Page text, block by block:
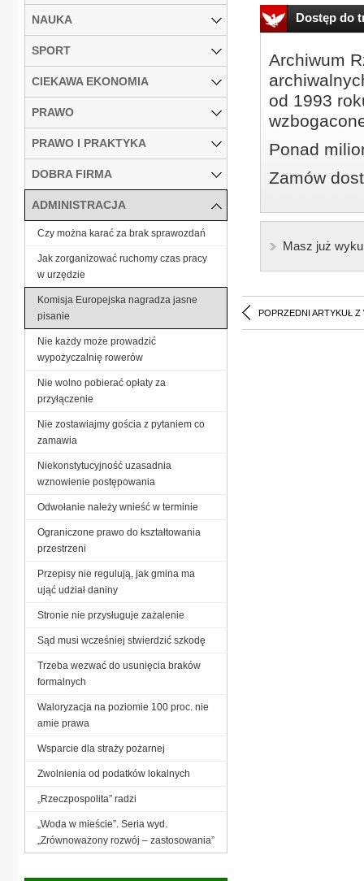
Dostęp do
Archiwum
od 1993
Ponad
Zamów
Masz już
POPRZEDNI ARTYKUŁ Z
NAUKA
SPORT
CIEKAWA EKONOMIA
PRAWO
PRAWO I PRAKTYKA
DOBRA FIRMA
ADMINISTRACJA
Czy można karać za brak sprawozdań
Jak zorganizować ruchomy czas pracy
w urzędzie
Komisja Europejska nagradza jasne
pisanie
Nie każdy może prowadzić
wypożyczalnię rowerów
Nie wolno pobierać opłaty za
przyłączenie
Nie zostawiajmy gościa z pytaniem co
zamawia
Niekonstytucyjność uzasadnia
wznowienie postępowania
Odwołanie należy wnieść w terminie
Ograniczone prawo do kształtowania
przestrzeni
Przepisy nie regulują, jak gmina ma
ująć udział daniny
Stronie nie przysługuje zażalenie
Sąd musi wcześniej stwierdzić szkodę
Trzeba wezwać do usunięcia braków
formalnych
Waloryzacja na poziomie 100 proc. nie
amie prawa
Wsparcie dla straży pożarnej
Zwolnienia od podatków lokalnych
„Rzeczpospolita” radzi
„Woda w mieście”. Seria wyd.
„Zrównoważony rozwój – zastosowania”